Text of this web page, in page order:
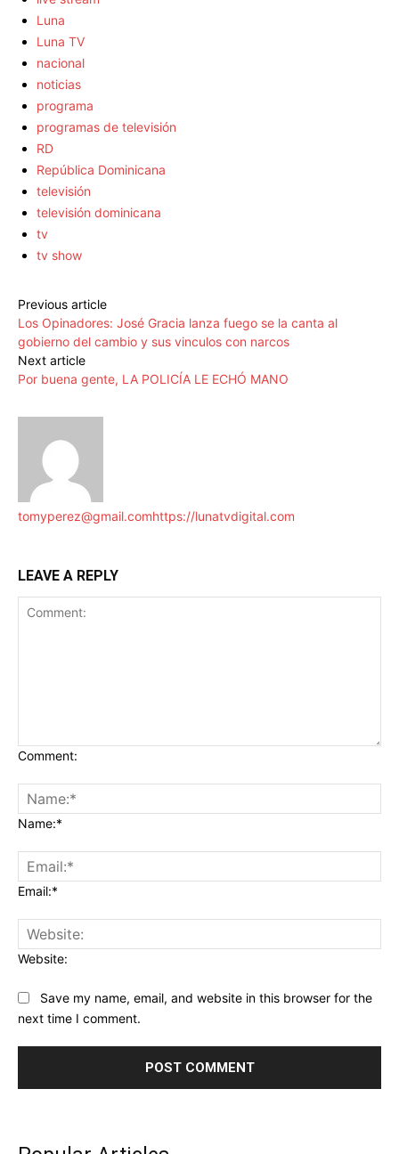
Luna
Luna TV
nacional
noticias
programa
programas de televisión
RD
República Dominicana
televisión
televisión dominicana
tv
tv show
Previous article
Los Opinadores: José Gracia lanza fuego se la canta al
gobierno del cambio y sus vinculos con narcos
Next article
Por buena gente, LA POLICÍA LE ECHÓ MANO
tomyperez@gmail.comhttps://lunatvdigital.com
LEAVE A REPLY
Comment:
Name:*
Email:*
Website:
Save my name, email, and website in this browser for the
next time I comment.